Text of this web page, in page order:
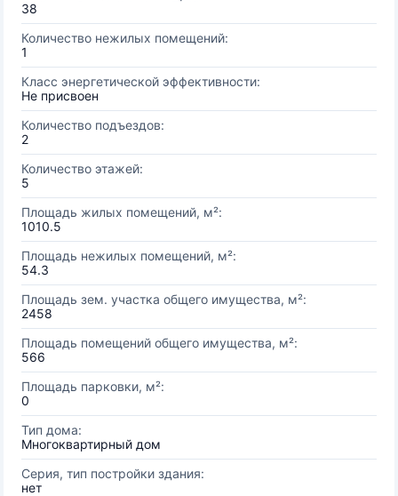
38
Количество нежилых помещений:
1
Класс энергетической эффективности:
Не присвоен
Количество подъездов:
2
Количество этажей:
5
Площадь жилых помещений, м²:
1010.5
Площадь нежилых помещений, м²:
54.3
Площадь зем. участка общего имущества, м²:
2458
Площадь помещений общего имущества, м²:
566
Площадь парковки, м²:
0
Тип дома:
Многоквартирный дом
Серия, тип постройки здания:
нет